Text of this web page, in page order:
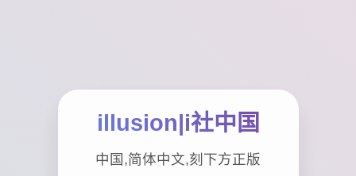
illusion|i社中国
中国,简体中文,刻下方正版